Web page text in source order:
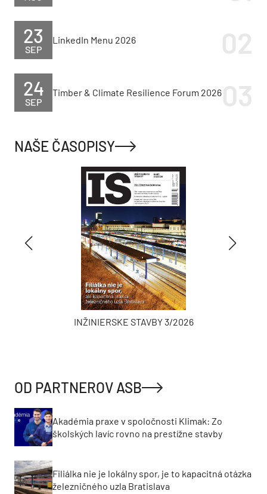
SEP
23 LinkedIn Menu 2026
SEP
24 Timber & Climate Resilience Forum 2026
NAŠE ČASOPISY
INŽINIERSKE STAVBY 3/2026
OD PARTNEROV ASB
Akadémia praxe v spoločnosti Klimak: Zo
školských lavíc rovno na prestížne stavby
Filiálka nie je lokálny spor, je to kapacitná otázka
železničného uzla Bratislava